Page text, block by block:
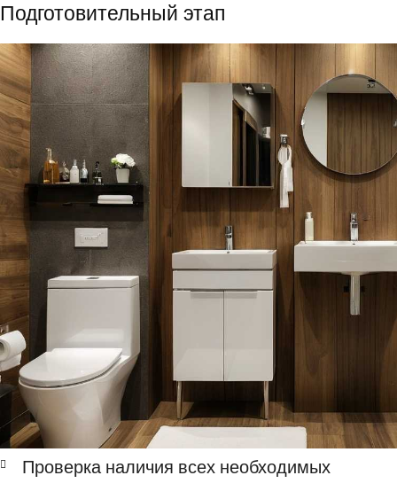
Подготовительный этап
Проверка наличия всех необходимых